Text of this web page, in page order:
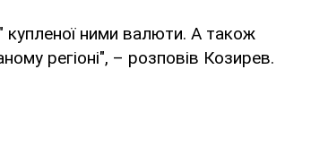
купленої ними валюти. А також
регіоні", – розповів Козирев.